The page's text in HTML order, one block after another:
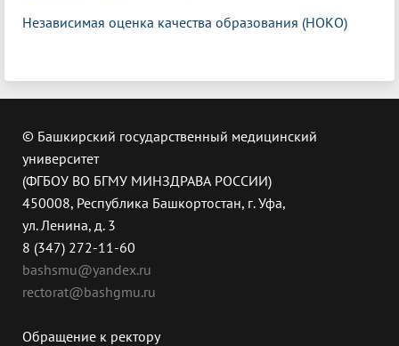
Независимая оценка качества образования (НОКО)
© Башкирский государственный медицинский
университет
(ФГБОУ ВО БГМУ МИНЗДРАВА РОССИИ)
450008, Республика Башкортостан, г. Уфа,
ул. Ленина, д. 3
8 (347) 272-11-60
bashsmu@yandex.ru
rectorat@bashgmu.ru
Обращение к ректору